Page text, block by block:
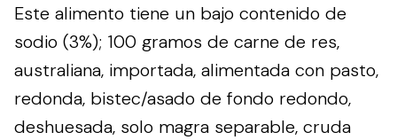
Este alimento tiene un bajo contenido de
sodio (3%); 100 gramos de carne de res,
australiana, importada, alimentada con pasto,
redonda, bistec/asado de fondo redondo,
deshuesada, solo magra separable, cruda